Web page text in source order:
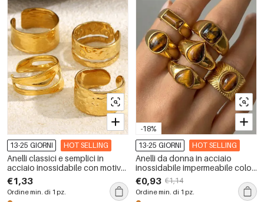
13-25 GIORNI HOT SELLING
Anelli classici e semplici in
acciaio inossidabile con motivo
a martello, impermeabili, color
oro
€1,33
Ordine min. di 1 pz.
-18%
13-25 GIORNI HOT SELLING
Anelli da donna in acciaio
inossidabile impermeabile color
oro con pietre naturali, serie
Simple, forma geometrica
semplice.
€0,93 €1,14
Ordine min. di 1 pz.